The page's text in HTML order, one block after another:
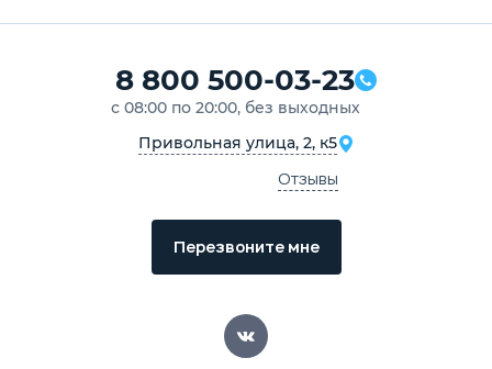
8 800 500-03-23
с 08:00 по 20:00, без выходных
Привольная улица, 2, к5
Отзывы
Перезвоните мне